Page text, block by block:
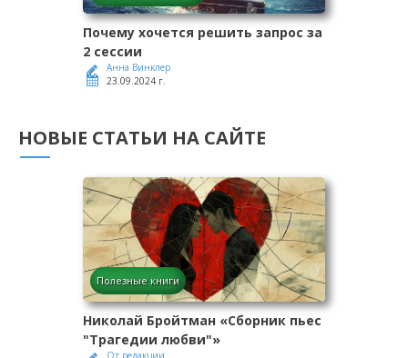
Почему хочется решить запрос за
2 сессии
Анна Винклер
23.09.2024 г.
НОВЫЕ СТАТЬИ НА САЙТЕ
Полезные книги
Николай Бройтман «Сборник пьес
"Трагедии любви"»
От редакции